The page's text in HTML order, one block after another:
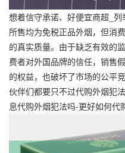
想着信守承诺、好便宜商超_
所售均为免税正品外烟，但消
的真实质量。由于缺乏有效的
费者对外国品牌的信任，销售
的权益，也破坏了市场的公平
伙伴们都要只不过代购外烟犯
息代购外烟犯法吗-更好如何代